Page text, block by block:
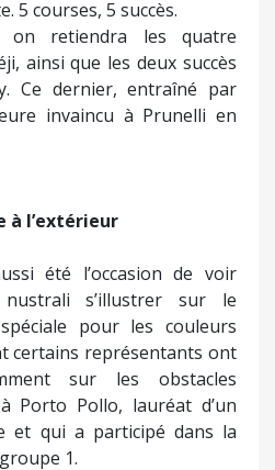
5 courses, 5 succès.
on retiendra les quatre
ainsi que les deux succès
Ce dernier, entraîné par
invaincu à Prunelli en
à l’extérieur
été l’occasion de voir
nustrali s’illustrer sur le
pour les couleurs
certains représentants ont
sur les obstacles
Porto Pollo, lauréat d’un
et qui a participé dans la
1.